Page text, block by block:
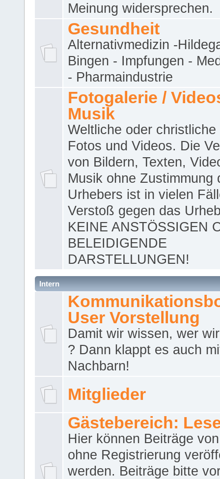
Meinung widersprechen.
Gesundheit
Alternativmedizin -
Bingen - Impfungen -
- Pharmaindustrie
Fotogalerie /
Musik
Weltliche oder christliche
Fotos und Videos. Die
von Bildern, Texten,
Musik ohne Zustimmung
Urhebers ist in vielen
Verstoß gegen das
KEINE ANSTÖSSIGEN
BELEIDIGENDE
DARSTELLUNGEN!
Intern
User Vorstellung
Damit wir wissen, wer
? Dann klappt es auch
Nachbarn!
Mitglieder
Gästebereich:
Hier können Beiträge
ohne Registrierung
werden. Beiträge bitte